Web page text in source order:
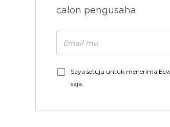
calon pengusaha.
Saya setuju untuk menerima
saja.